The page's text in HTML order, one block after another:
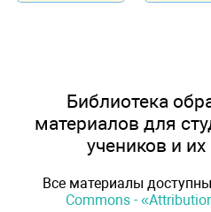
Библиотека
материалов для
учеников и
Все материалы
Commons -